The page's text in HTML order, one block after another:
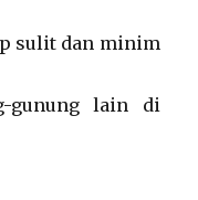
sulit dan minim
gunung lain di